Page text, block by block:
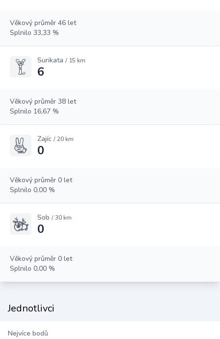
Věkový průměr 46 let
Splnilo 33,33 %
Surikata / 15 km
6
Věkový průměr 38 let
Splnilo 16,67 %
Zajíc / 20 km
0
Věkový průměr 0 let
Splnilo 0,00 %
Sob / 30 km
0
Věkový průměr 0 let
Splnilo 0,00 %
Jednotlivci
Nejvíce bodů